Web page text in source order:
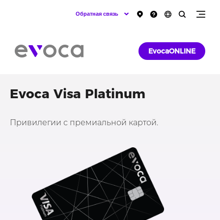
Обратная связь
EvocaONLINE
Evoca Visa Platinum
Привилегии с премиальной картой.